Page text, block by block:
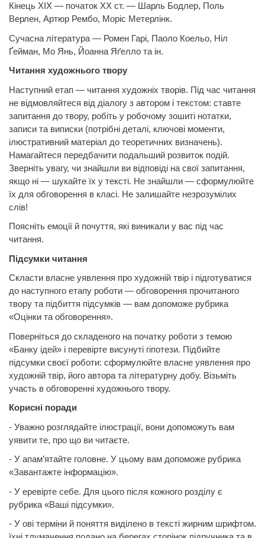
Кінець ХІХ — початок ХХ ст. — Шарль Бодлер, Поль
Верлен, Артюр Рембо, Моріс Метерлінк.
Сучасна література — Ромен Гарі, Паоло Коельо, Ніл
Ґейман, Мо Янь, Йоанна Яґелло та ін.
Читання художнього твору
Наступний етап — читання художніх творів. Під час читання
не відмовляйтеся від діалогу з автором і текстом: ставте
запитання до твору, робіть у робочому зошиті нотатки,
записи та виписки (потрібні деталі, ключові моменти,
ілюстративний матеріал до теоретичних визначень).
Намагайтеся передбачити подальший розвиток подій.
Зверніть увагу, чи знайшли ви відповіді на свої запитання,
якщо ні — шукайте їх у тексті. Не знайшли — сформулюйте
їх для обговорення в класі. Не залишайте незрозумілих
слів!
Поясніть емоції й почуття, які виникали у вас під час
читання.
Підсумки читання
Скласти власне уявлення про художній твір і підготуватися
до наступного етапу роботи — обговорення прочитаного
твору та підбиття підсумків — вам допоможе рубрика
«Оцінки та обговорення».
Поверніться до складеного на початку роботи з темою
«Банку ідей» і перевірте висунуті гіпотези. Підбийте
підсумки своєї роботи: сформулюйте власне уявлення про
художній твір, його автора та літературну добу. Візьміть
участь в обговоренні художнього твору.
Корисні поради
- Уважно розглядайте ілюстрації, вони допоможуть вам
уявити те, про що ви читаєте.
- У апам’ятайте головне. У цьому вам допоможе рубрика
«Завантажте інформацію».
- У еревірте себе. Для цього після кожного розділу є
рубрика «Ваші підсумки».
- У ові терміни й поняття виділено в тексті жирним шрифтом.